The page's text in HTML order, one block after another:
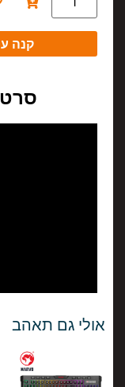
קנה
אולי גם תאהב